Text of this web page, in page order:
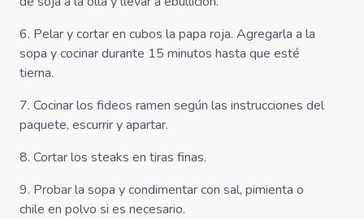
6. Pelar y cortar en cubos la papa roja. Agregarla a la
sopa y cocinar durante 15 minutos hasta que esté
tierna.
7. Cocinar los fideos ramen según las instrucciones del
paquete, escurrir y apartar.
8. Cortar los steaks en tiras finas.
9. Probar la sopa y condimentar con sal, pimienta o
chile en polvo si es necesario.